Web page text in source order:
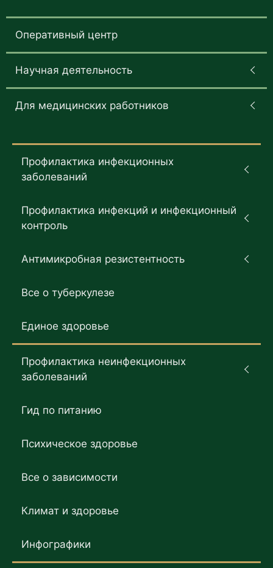
Оперативный центр
Научная деятельность
Для медицинских работников
Профилактика инфекционных
заболеваний
Профилактика инфекций и инфекционный
контроль
Антимикробная резистентность
Все о туберкулезе
Единое здоровье
Профилактика неинфекционных
заболеваний
Гид по питанию
Психическое здоровье
Все о зависимости
Климат и здоровье
Инфографики